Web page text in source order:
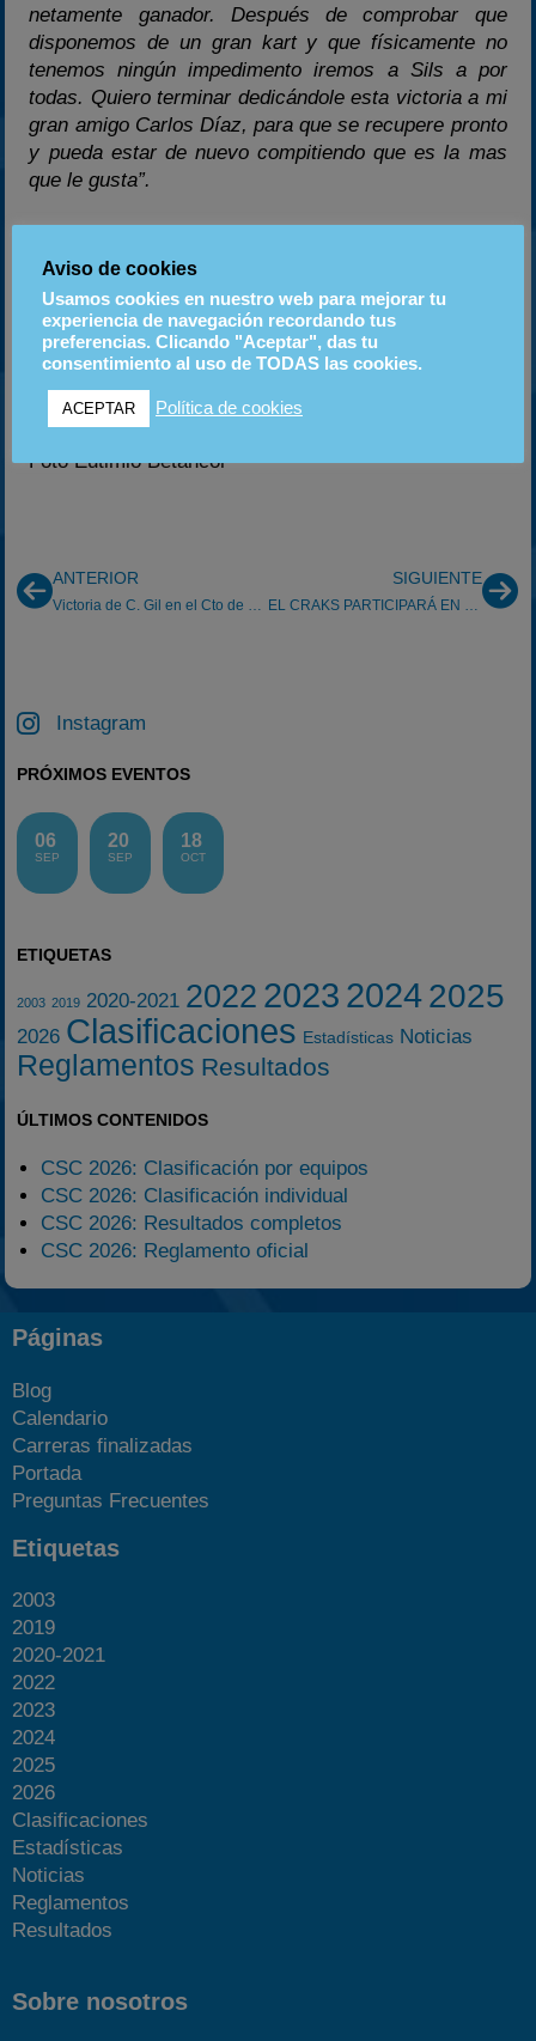
netamente ganador. Después de comprobar que
disponemos de un gran kart y que físicamente no
tenemos ningún impedimento iremos a Sils a por
todas. Quiero terminar dedicándole esta victoria a mi
gran amigo Carlos Díaz, para que se recupere pronto
y pueda estar de nuevo compitiendo que es la mas
que le gusta”.
MotorSport, Loro Parque, Hoteles Mare Nostrum
Resort, Hoteles Gema, Hotel Gala, Hotel AQA,
Jacaranda, Hotel Columbus, Hoteles Caledonian,
Ayuntamiento de Arona, Serigrafía Vayapunto,
AquaClub Termal y con la colaboración de su
preparador físico Checho Martín.
Foto Eutimio Betancor
ANTERIOR
Victoria de C. Gil en el Cto de España de Karting
SIGUIENTE
EL CRAKS PARTICIPARÁ EN LAS 24 HORAS DE MONTMELÓ
Instagram
PRÓXIMOS EVENTOS
06
SEP
20
SEP
18
OCT
ETIQUETAS
2003 2019 2020-2021 2022 2023 20242025
2026 Clasificaciones Estadísticas Noticias
Reglamentos Resultados
ÚLTIMOS CONTENIDOS
CSC 2026: Clasificación por equipos
CSC 2026: Clasificación individual
CSC 2026: Resultados completos
CSC 2026: Reglamento oficial
Páginas
Blog
Calendario
Carreras finalizadas
Portada
Preguntas Frecuentes
Etiquetas
2003
2019
2020-2021
2022
2023
2024
2025
2026
Clasificaciones
Estadísticas
Noticias
Reglamentos
Resultados
Sobre nosotros
Aviso de cookies
Usamos cookies en nuestro web para mejorar tu
experiencia de navegación recordando tus
preferencias. Clicando "Aceptar", das tu
consentimiento al uso de TODAS las cookies.
ACEPTAR Política de cookies